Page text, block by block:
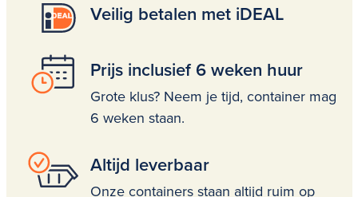
Veilig betalen met iDEAL
Prijs inclusief 6 weken huur
Grote klus? Neem je tijd, container mag
6 weken staan.
Altijd leverbaar
Onze containers staan altijd ruim op